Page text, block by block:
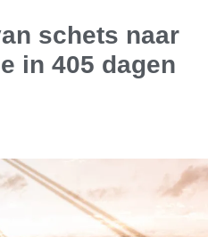
schets naar
in 405 dagen